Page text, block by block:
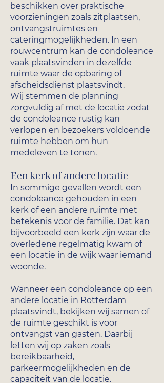
beschikken over praktische
voorzieningen zoals zitplaatsen,
ontvangstruimtes en
cateringmogelijkheden. In een
rouwcentrum kan de condoleance
vaak plaatsvinden in dezelfde
ruimte waar de opbaring of
afscheidsdienst plaatsvindt.
Wij stemmen de planning
zorgvuldig af met de locatie zodat
de condoleance rustig kan
verlopen en bezoekers voldoende
ruimte hebben om hun
medeleven te tonen.
Een kerk of andere locatie
In sommige gevallen wordt een
condoleance gehouden in een
kerk of een andere ruimte met
betekenis voor de familie. Dat kan
bijvoorbeeld een kerk zijn waar de
overledene regelmatig kwam of
een locatie in de wijk waar iemand
woonde.
Wanneer een condoleance op een
andere locatie in Rotterdam
plaatsvindt, bekijken wij samen of
de ruimte geschikt is voor
ontvangst van gasten. Daarbij
letten wij op zaken zoals
bereikbaarheid,
parkeermogelijkheden en de
capaciteit van de locatie.